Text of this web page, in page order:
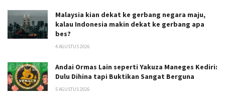
Malaysia kian dekat ke gerbang negara maju,
kalau Indonesia makin dekat ke gerbang apa
bes?
4 AGUSTUS 2026
Andai Ormas Lain seperti Yakuza Maneges Kediri:
Dulu Dihina tapi Buktikan Sangat Berguna
5 AGUSTUS 2026